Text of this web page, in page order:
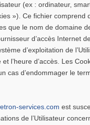
(ex : ordinateur,
»). Ce fichier comprend
que le nom de domaine
d’accès Internet
d’exploitation de
l’heure d’accès. Les
cas d’endommager le
services.com est
de l’Utilisateur